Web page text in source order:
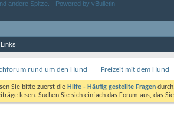
rund um den Hund Freizeit mit dem Hund
Sie bitte zuerst die Hilfe - Häufig gestellte Fragen
lesen. Suchen Sie sich einfach das Forum aus, das